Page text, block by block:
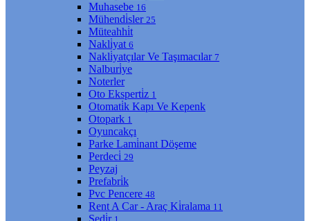
Muhasebe 16
Mühendi̇sler 25
Müteahhi̇t
Nakli̇yat 6
Nakli̇yatçılar Ve Taşımacılar 7
Nalburi̇ye
Noterler
Oto Eksperti̇z 1
Otomati̇k Kapı Ve Kepenk
Otopark 1
Oyuncakçı
Parke Lami̇nant Döşeme
Perdeci̇ 29
Peyzaj
Prefabri̇k
Pvc Pencere 48
Rent A Car - Araç Ki̇ralama 11
Sedi̇r